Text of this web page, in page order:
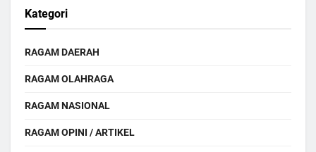
Kategori
RAGAM DAERAH
RAGAM OLAHRAGA
RAGAM NASIONAL
RAGAM OPINI / ARTIKEL